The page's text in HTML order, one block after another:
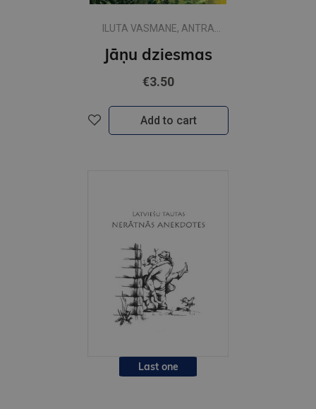
ILUTA VASMANE, ANTRA
Jāņu dziesmas
€3.50
Add to cart
Last one